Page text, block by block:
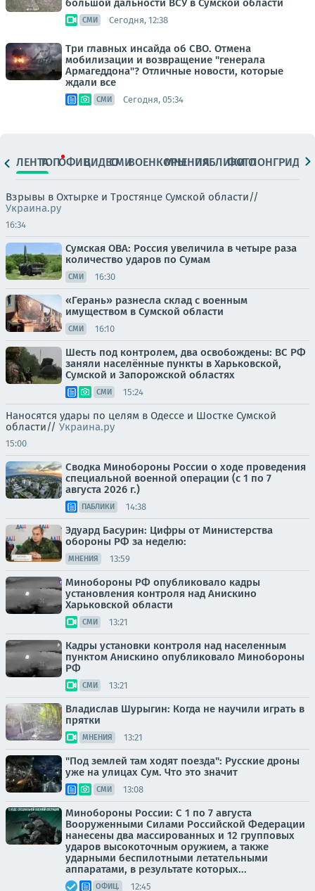
большой дальности ВСУ в Сумской области
СМИ Сегодня, 12:38
Три главных инсайда об СВО. Отмена
мобилизации и возвращение "генерала
Армагеддона"? Отличные новости, которые
ждали все
СМИ Сегодня, 05:34
ЛЕНТАТОПОФИЦ.ВИДЕОСМИВОЕНКОРЫМНЕНИЯПАБЛИКИ
ФОТОЛОНГРИДЫ
Взрывы в Охтырке и Тростянце Сумской области//
Украина.ру
16:34
Сумская ОВА: Россия увеличила в четыре раза
количество ударов по Сумам
СМИ 16:30
«Герань» разнесла склад с военным
имуществом в Сумской области
СМИ 16:10
Шесть под контролем, два освобождены: ВС РФ
заняли населённые пункты в Харьковской,
Сумской и Запорожской областях
СМИ 15:24
Наносятся удары по целям в Одессе и Шостке Сумской
области// Украина.ру
15:00
Сводка Минобороны России о ходе проведения
специальной военной операции (с 1 по 7
августа 2026 г.)
ПАБЛИКИ 14:38
Эдуард Басурин: Цифры от Министерства
обороны РФ за неделю:
МНЕНИЯ 13:59
Минобороны РФ опубликовало кадры
установления контроля над Анискино
Харьковской области
СМИ 13:21
Кадры установки контроля над населенным
пунктом Анискино опубликовало Минобороны
РФ
СМИ 13:21
Владислав Шурыгин: Когда не научили играть в
прятки
МНЕНИЯ 13:21
"Под землей там ходят поезда": Русские дроны
уже на улицах Сум. Что это значит
СМИ 13:08
Минобороны России: С 1 по 7 августа
Вооруженными Силами Российской Федерации
нанесены два массированных и 12 групповых
ударов высокоточным оружием, а также
ударными беспилотными летательными
аппаратами, в результате которых...
ОФИЦ. 12:45